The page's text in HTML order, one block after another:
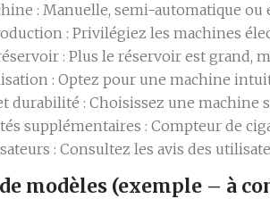
: Manuelle, semi-automatique ou
: Privilégiez les machines
: Plus le réservoir est grand,
: Optez pour une machine
durabilité : Choisissez une machine
supplémentaires : Compteur de
: Consultez les avis des
modèles (exemple – à